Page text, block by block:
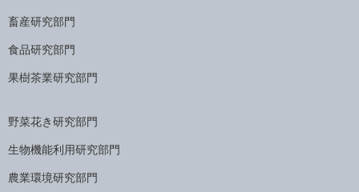
畜産研究部門
食品研究部門
果樹茶業研究部門
野菜花き研究部門
生物機能利用研究部門
農業環境研究部門